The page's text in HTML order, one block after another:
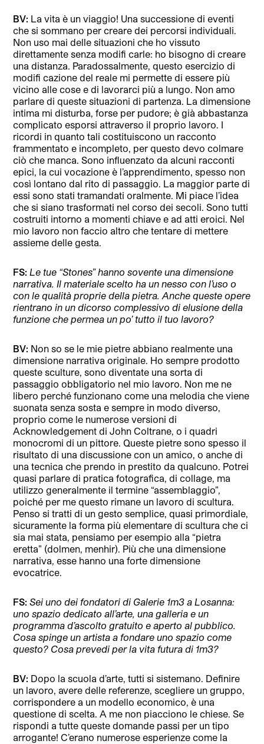
BV: La vita è un viaggio! Una successione di eventi
che si sommano per creare dei percorsi individuali.
Non uso mai delle situazioni che ho vissuto
direttamente senza modifi carle: ho bisogno di creare
una distanza. Paradossalmente, questo esercizio di
modifi cazione del reale mi permette di essere più
vicino alle cose e di lavorarci più a lungo. Non amo
parlare di queste situazioni di partenza. La dimensione
intima mi disturba, forse per pudore; è già abbastanza
complicato esporsi attraverso il proprio lavoro. I
ricordi in quanto tali costituiscono un racconto
frammentato e incompleto, per questo devo colmare
ciò che manca. Sono influenzato da alcuni racconti
epici, la cui vocazione è l’apprendimento, spesso non
così lontano dal rito di passaggio. La maggior parte di
essi sono stati tramandati oralmente. Mi piace l’idea
che si siano trasformati nel corso dei secoli. Sono tutti
costruiti intorno a momenti chiave e ad atti eroici. Nel
mio lavoro non faccio altro che tentare di mettere
assieme delle gesta.
FS: Le tue “Stones” hanno sovente una dimensione
narrativa. Il materiale scelto ha un nesso con l’uso o
con le qualità proprie della pietra. Anche queste opere
rientrano in un dicorso complessivo di elusione della
funzione che permea un po’ tutto il tuo lavoro?
BV: Non so se le mie pietre abbiano realmente una
dimensione narrativa originale. Ho sempre prodotto
queste sculture, sono diventate una sorta di
passaggio obbligatorio nel mio lavoro. Non me ne
libero perché funzionano come una melodia che viene
suonata senza sosta e sempre in modo diverso,
proprio come le numerose versioni di
Acknowledgement di John Coltrane, o i quadri
monocromi di un pittore. Queste pietre sono spesso il
risultato di una discussione con un amico, o anche di
una tecnica che prendo in prestito da qualcuno. Potrei
quasi parlare di pratica fotografica, di collage, ma
utilizzo generalmente il termine “assemblaggio”,
poiché per me questo rimane un lavoro di scultura.
Penso si tratti di un gesto semplice, quasi primordiale,
sicuramente la forma più elementare di scultura che ci
sia mai stata, pensiamo per esempio alla “pietra
eretta” (dolmen, menhir). Più che una dimensione
narrativa, esse hanno una forte dimensione
evocatrice.
FS: Sei uno dei fondatori di Galerie 1m3 a Losanna:
uno spazio dedicato all’arte, una galleria e un
programma d’ascolto gratuito e aperto al pubblico.
Cosa spinge un artista a fondare uno spazio come
questo? Cosa prevedi per la vita futura di 1m3?
BV: Dopo la scuola d’arte, tutti si sistemano. Definire
un lavoro, avere delle referenze, scegliere un gruppo,
corrispondere a un modello economico, è una
questione di scelta. A me non piacciono le chiese. Se
rispondi a tutte queste domande passi per un tipo
arrogante! C’erano numerose esperienze come la